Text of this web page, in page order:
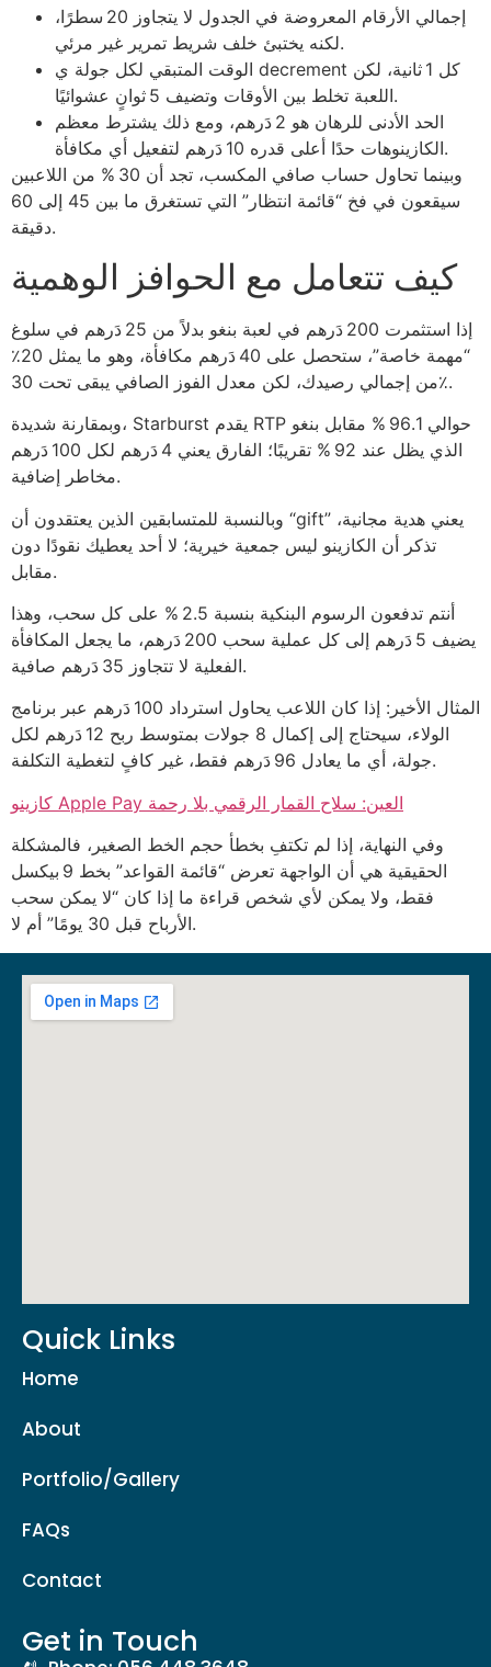
إجمالي الأرقام المعروضة في الجدول لا يتجاوز 20 سطرًا،
لكنه يختبئ خلف شريط تمرير غير مرئي.
الوقت المتبقي لكل جولة ي decrement كل 1 ثانية، لكن
اللعبة تخلط بين الأوقات وتضيف 5 ثوانٍ عشوائيًا.
الحد الأدنى للرهان هو 2 دَرهم، ومع ذلك يشترط معظم
الكازينوهات حدًا أعلى قدره 10 دَرهم لتفعيل أي مكافأة.
وبينما تحاول حساب صافي المكسب، تجد أن 30 % من اللاعبين
سيقعون في فخ “قائمة انتظار” التي تستغرق ما بين 45 إلى 60
دقيقة.
كيف تتعامل مع الحوافز الوهمية
إذا استثمرت 200 دَرهم في لعبة بنغو بدلاً من 25 دَرهم في سلوغ
“مهمة خاصة”، ستحصل على 40 دَرهم مكافأة، وهو ما يمثل 20٪
من إجمالي رصيدك، لكن معدل الفوز الصافي يبقى تحت 30٪.
وبمقارنة شديدة، Starburst يقدم RTP حوالي 96.1 % مقابل بنغو
الذي يظل عند 92 % تقريبًا؛ الفارق يعني 4 دَرهم لكل 100 دَرهم
مخاطر إضافية.
وبالنسبة للمتسابقين الذين يعتقدون أن “gift” يعني هدية مجانية،
تذكر أن الكازينو ليس جمعية خيرية؛ لا أحد يعطيك نقودًا دون
مقابل.
أنتم تدفعون الرسوم البنكية بنسبة 2.5 % على كل سحب، وهذا
يضيف 5 دَرهم إلى كل عملية سحب 200 دَرهم، ما يجعل المكافأة
الفعلية لا تتجاوز 35 دَرهم صافية.
المثال الأخير: إذا كان اللاعب يحاول استرداد 100 دَرهم عبر برنامج
الولاء، سيحتاج إلى إكمال 8 جولات بمتوسط ربح 12 دَرهم لكل
جولة، أي ما يعادل 96 دَرهم فقط، غير كافٍ لتغطية التكلفة.
كازينو Apple Pay العين: سلاح القمار الرقمي بلا رحمة
وفي النهاية، إذا لم تكتفِ بخطأ حجم الخط الصغير، فالمشكلة
الحقيقية هي أن الواجهة تعرض “قائمة القواعد” بخط 9 بيكسل
فقط، ولا يمكن لأي شخص قراءة ما إذا كان “لا يمكن سحب
الأرباح قبل 30 يومًا” أم لا.
Quick Links
Home
About
Portfolio/Gallery
FAQs
Contact
Get in Touch